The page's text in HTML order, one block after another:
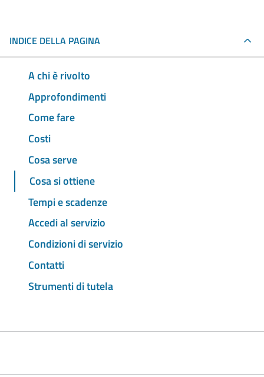
INDICE DELLA PAGINA
A chi è rivolto
Approfondimenti
Come fare
Costi
Cosa serve
Cosa si ottiene
Tempi e scadenze
Accedi al servizio
Condizioni di servizio
Contatti
Strumenti di tutela